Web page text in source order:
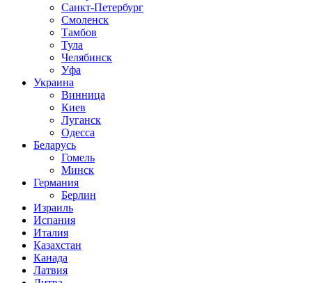
Санкт-Петербург
Смоленск
Тамбов
Тула
Челябинск
Уфа
Украина
Винница
Киев
Луганск
Одесса
Беларусь
Гомель
Минск
Германия
Берлин
Израиль
Испания
Италия
Казахстан
Канада
Латвия